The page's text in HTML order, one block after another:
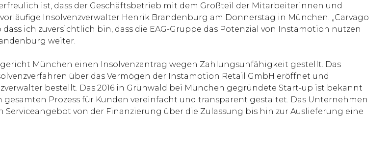
ist, dass der Geschäftsbetrieb mit dem Großteil der Mitarbeiterinnen und
Insolvenzverwalter Henrik Brandenburg am Donnerstag in München. „Carvago
ich zuversichtlich bin, dass die EAG-Gruppe das Potenzial von Instamotion nutzen
weiter.
München einen Insolvenzantrag wegen Zahlungsunfähigkeit gestellt. Das
über das Vermögen der Instamotion Retail GmbH eröffnet und
bestellt. Das 2016 in Grünwald bei München gegründete Start-up ist bekannt
Prozess für Kunden vereinfacht und transparent gestaltet. Das Unternehmen
von der Finanzierung über die Zulassung bis hin zur Auslieferung eine